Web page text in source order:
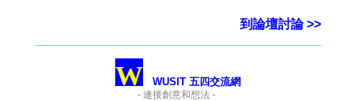
到論壇討論 >>
W WUSIT 五四交流網
- 連接創意和想法 -